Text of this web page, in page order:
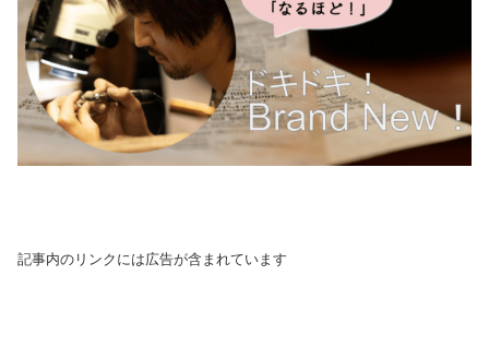
記事内のリンクには広告が含まれています